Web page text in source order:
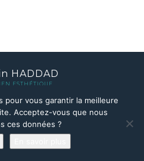
Prendre rendez-vous en ligne
HADDAD
ESTHÉTIQUE
pour vous garantir la meilleure
Acceptez-vous que nous
ces données ?